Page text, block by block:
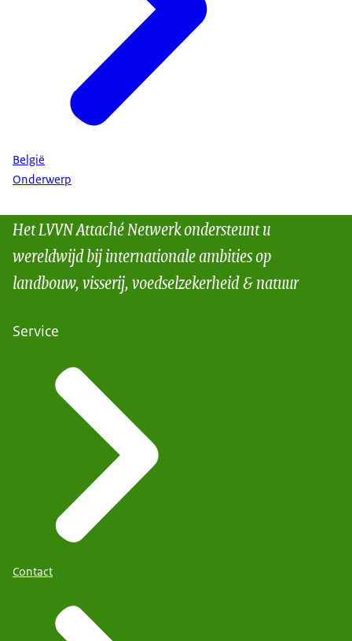
België
Onderwerp
Het LVVN Attaché Netwerk ondersteunt u
wereldwijd bij internationale ambities op
landbouw, visserij, voedselzekerheid & natuur
Service
Contact